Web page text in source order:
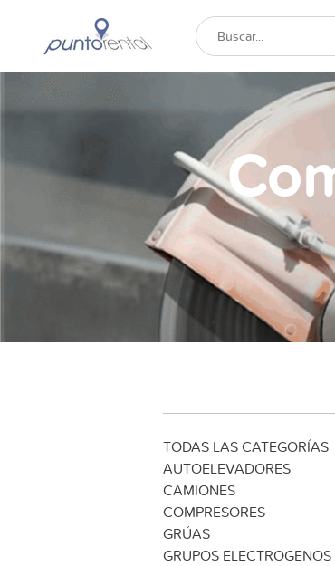
TODAS LAS CATEGORÍAS
AUTOELEVADORES
CAMIONES
COMPRESORES
GRÚAS
GRUPOS ELECTROGENOS